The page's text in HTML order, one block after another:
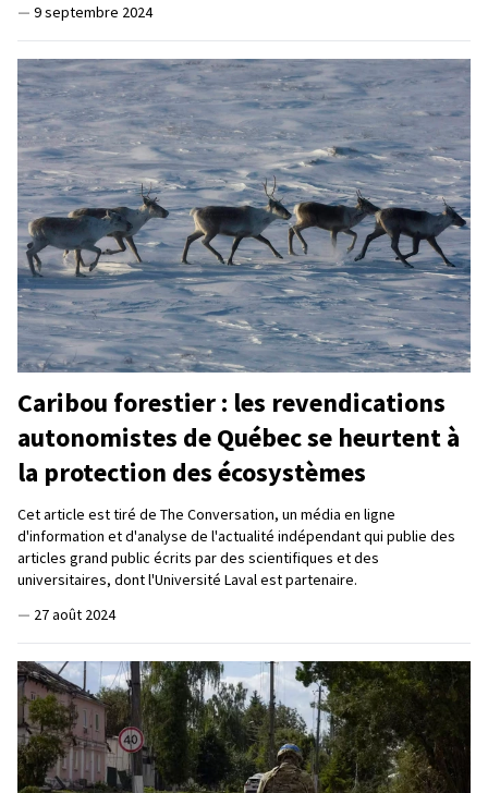
— 9 septembre 2024
Caribou forestier : les revendications
autonomistes de Québec se heurtent à
la protection des écosystèmes
Cet article est tiré de The Conversation, un média en ligne
d'information et d'analyse de l'actualité indépendant qui publie des
articles grand public écrits par des scientifiques et des
universitaires, dont l'Université Laval est partenaire.
— 27 août 2024